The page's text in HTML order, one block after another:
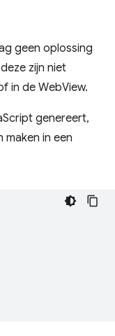
geen oplossing
zijn niet
in de WebView.
genereert,
in een